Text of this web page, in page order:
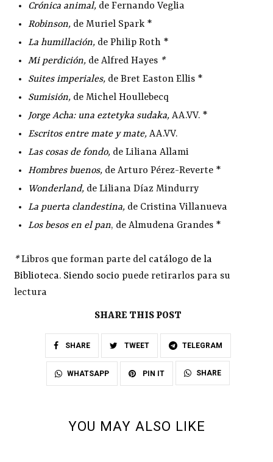
Crónica animal, de Fernando Veglia
Robinson, de Muriel Spark *
La humillación, de Philip Roth *
Mi perdición, de Alfred Hayes *
Suites imperiales, de Bret Easton Ellis *
Sumisión, de Michel Houllebecq
Jorge Acha: una eztetyka sudaka, AA.VV. *
Escritos entre mate y mate, AA.VV.
Las cosas de fondo, de Liliana Allami
Hombres buenos, de Arturo Pérez-Reverte *
Wonderland, de Liliana Díaz Mindurry
La puerta clandestina, de Cristina Villanueva
Los besos en el pan, de Almudena Grandes *
*Libros que forman parte del catálogo de la
Biblioteca. Siendo socio puede retirarlos para su
lectura
SHARE THIS POST
SHARE TWEET TELEGRAM
WHATSAPP PIN IT SHARE
YOU MAY ALSO LIKE